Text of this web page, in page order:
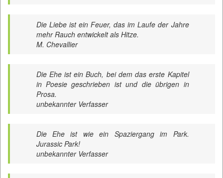
Die Liebe ist ein Feuer, das im Laufe der Jahre
mehr Rauch entwickelt als Hitze.
M. Chevallier
Die Ehe ist ein Buch, bei dem das erste Kapitel
in Poesie geschrieben ist und die übrigen in
Prosa.
unbekannter Verfasser
Die Ehe ist wie ein Spaziergang im Park.
Jurassic Park!
unbekannter Verfasser